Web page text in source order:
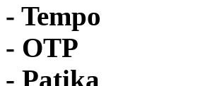
- Tempo
- OTP
- Patika